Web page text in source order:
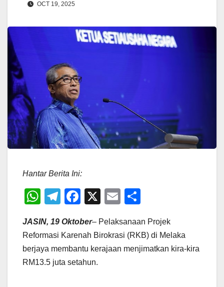
OCT 19, 2025
Hantar Berita Ini:
W
at
s
A
T
e
gr
a
F
c
e
b
X
E
ail ar
e
JASIN, 19 Oktober– Pelaksanaan Projek
Reformasi Karenah Birokrasi (RKB) di Melaka
berjaya membantu kerajaan menjimatkan kira-kira
RM13.5 juta setahun.